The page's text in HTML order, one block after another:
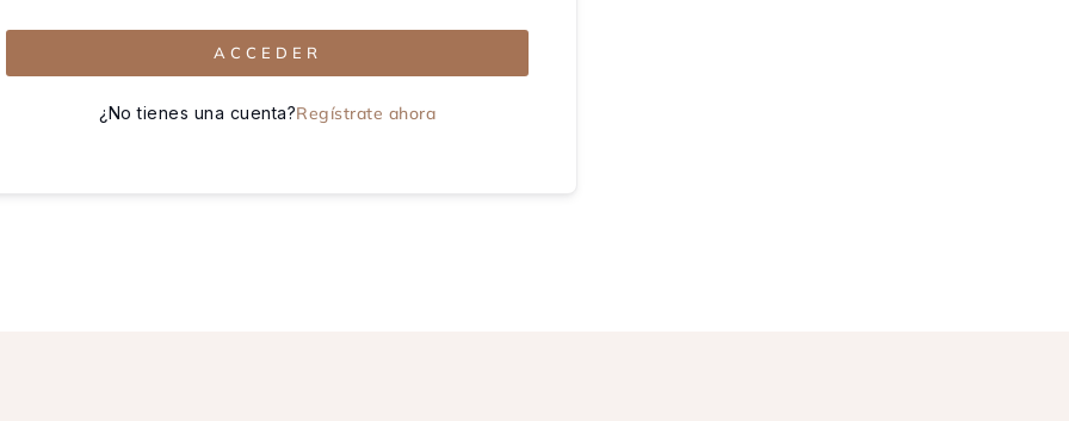
ACCEDER
¿No tienes una cuenta?Regístrate ahora